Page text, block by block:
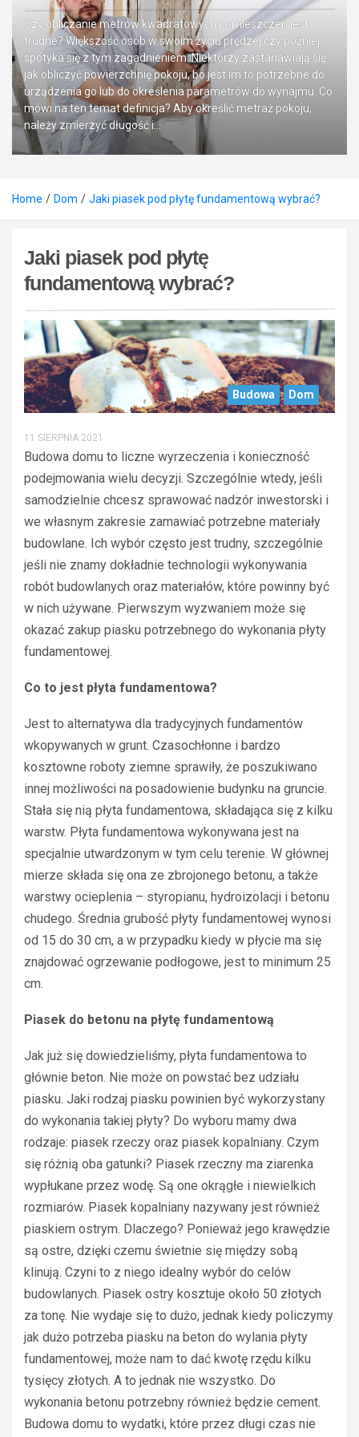
Czy obliczanie metrów kwadratowych pomieszczeń jest
trudne? Większość osób w swoim życiu prędzej czy później
spotyka się z tym zagadnieniem. Niektórzy zastanawiają się
jak obliczyć powierzchnię pokoju, bo jest im to potrzebne do
urządzenia go lub do określenia parametrów do wynajmu. Co
mówi na ten temat definicja? Aby określić metraż pokoju,
należy zmierzyć długość i…
Home Dom Jaki piasek pod płytę fundamentową wybrać?
Jaki piasek pod płytę
fundamentową wybrać?
Budowa Dom
11 SIERPNIA 2021
Budowa domu to liczne wyrzeczenia i konieczność
podejmowania wielu decyzji. Szczególnie wtedy, jeśli
samodzielnie chcesz sprawować nadzór inwestorski i
we własnym zakresie zamawiać potrzebne materiały
budowlane. Ich wybór często jest trudny, szczególnie
jeśli nie znamy dokładnie technologii wykonywania
robót budowlanych oraz materiałów, które powinny być
w nich używane. Pierwszym wyzwaniem może się
okazać zakup piasku potrzebnego do wykonania płyty
fundamentowej.
Co to jest płyta fundamentowa?
Jest to alternatywa dla tradycyjnych fundamentów
wkopywanych w grunt. Czasochłonne i bardzo
kosztowne roboty ziemne sprawiły, że poszukiwano
innej możliwości na posadowienie budynku na gruncie.
Stała się nią płyta fundamentowa, składająca się z kilku
warstw. Płyta fundamentowa wykonywana jest na
specjalnie utwardzonym w tym celu terenie. W głównej
mierze składa się ona ze zbrojonego betonu, a także
warstwy ocieplenia – styropianu, hydroizolacji i betonu
chudego. Średnia grubość płyty fundamentowej wynosi
od 15 do 30 cm, a w przypadku kiedy w płycie ma się
znajdować ogrzewanie podłogowe, jest to minimum 25
cm.
Piasek do betonu na płytę fundamentową
Jak już się dowiedzieliśmy, płyta fundamentowa to
głównie beton. Nie może on powstać bez udziału
piasku. Jaki rodzaj piasku powinien być wykorzystany
do wykonania takiej płyty? Do wyboru mamy dwa
rodzaje: piasek rzeczy oraz piasek kopalniany. Czym
się różnią oba gatunki? Piasek rzeczny ma ziarenka
wypłukane przez wodę. Są one okrągłe i niewielkich
rozmiarów. Piasek kopalniany nazywany jest również
piaskiem ostrym. Dlaczego? Ponieważ jego krawędzie
są ostre, dzięki czemu świetnie się między sobą
klinują. Czyni to z niego idealny wybór do celów
budowlanych. Piasek ostry kosztuje około 50 złotych
za tonę. Nie wydaje się to dużo, jednak kiedy policzymy
jak dużo potrzeba piasku na beton do wylania płyty
fundamentowej, może nam to dać kwotę rzędu kilku
tysięcy złotych. A to jednak nie wszystko. Do
wykonania betonu potrzebny również będzie cement.
Budowa domu to wydatki, które przez długi czas nie